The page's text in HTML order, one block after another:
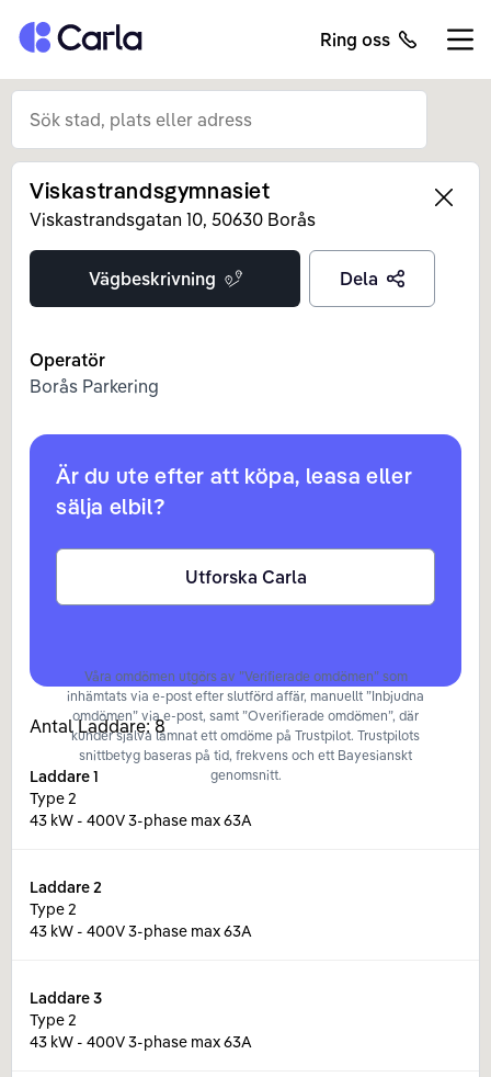
Tillbaka till startsidan Ring oss
Left
Viskastrandsgymnasiet
Viskastrandsgatan 10, 50630 Borås
Vägbeskrivning Dela
Operatör
Borås Parkering
Är du ute efter att köpa, leasa eller
sälja elbil?
Utforska Carla
Våra omdömen utgörs av ”Verifierade omdömen” som
inhämtats via e-post efter slutförd affär, manuellt ”Inbjudna
omdömen” via e-post, samt ”Overifierade omdömen”, där
kunder själva lämnat ett omdöme på Trustpilot. Trustpilots
snittbetyg baseras på tid, frekvens och ett Bayesianskt
genomsnitt.
Antal Laddare:8
Laddare1
Type 2
43 kW - 400V 3-phase max 63A
Laddare2
Type 2
43 kW - 400V 3-phase max 63A
Laddare3
Type 2
43 kW - 400V 3-phase max 63A